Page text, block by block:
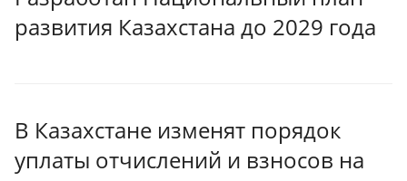
развития Казахстана до 2029 года
В Казахстане изменят порядок
уплаты отчислений и взносов на